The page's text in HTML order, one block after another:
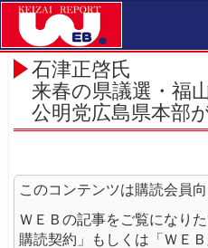
石津正啓氏
来春の県議選・福
公明党広島県本部
このコンテンツは購読会員向
ＷＥＢの記事をご覧になり
購読契約」もしくは「ＷＥ